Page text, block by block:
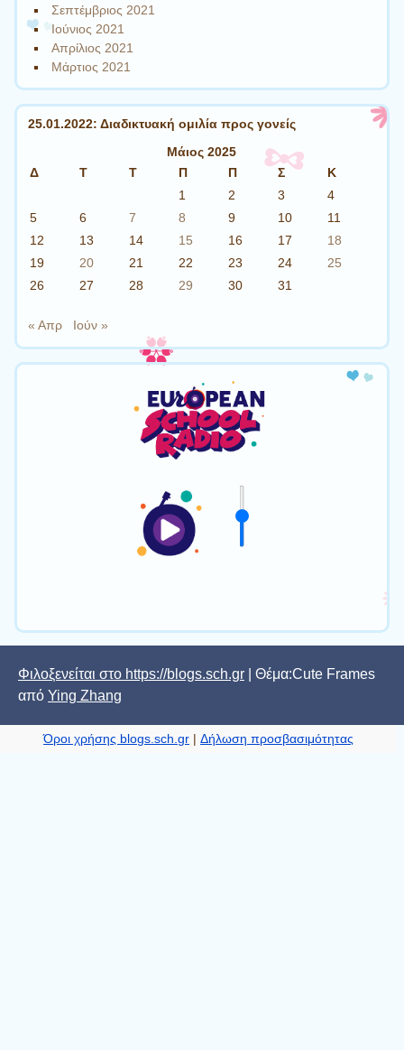
Σεπτέμβριος 2021
Ιούνιος 2021
Απρίλιος 2021
Μάρτιος 2021
25.01.2022: Διαδικτυακή ομιλία προς γονείς
Μάιος 2025
Δ
Τ Τ Π Π Σ
Κ
1
2 3
4
5
6 7 8 9 10
11
12
13 14 15 16 17
18
19
20 21 22 23 24
25
26
27 28 29 30 31
« Απρ Ιούν »
Φιλοξενείται στο https://blogs.sch.gr | Θέμα:Cute Frames
από Ying Zhang
Όροι χρήσης blogs.sch.gr |Δήλωση προσβασιμότητας